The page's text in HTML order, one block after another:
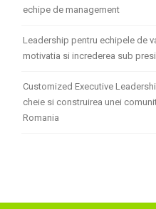
echipe de management
Leadership pentru echipele de
motivatia si increderea sub
Customized Executive
cheie si construirea unei
Romania